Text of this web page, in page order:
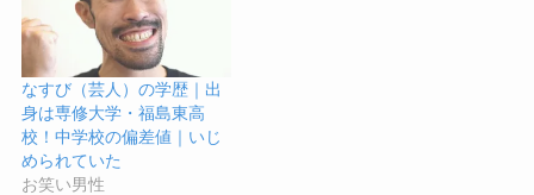
なすび（芸人）の学歴｜出
身は専修大学・福島東高
校！中学校の偏差値｜いじ
められていた
お笑い男性